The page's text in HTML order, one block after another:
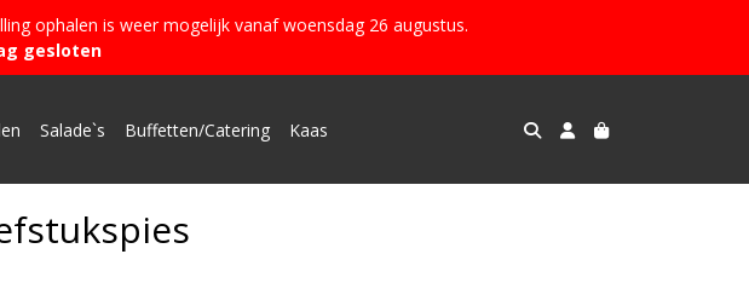
ophalen is weer mogelijk vanaf woensdag 26 augustus.
gesloten
Salade`s Buffetten/Catering Kaas